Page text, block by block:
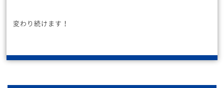
変わり続けます！